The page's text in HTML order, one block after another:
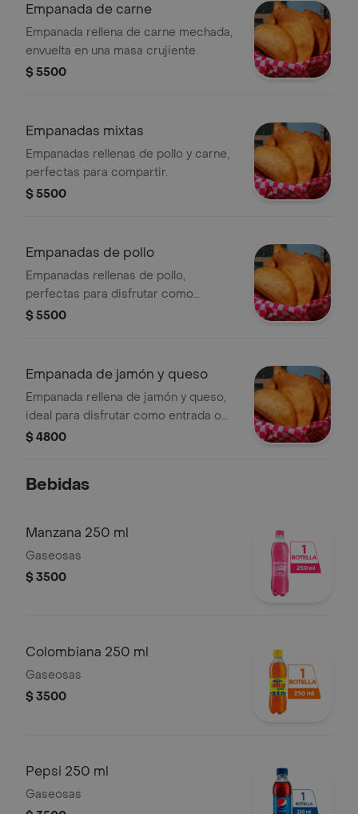
Empanada de carne
Empanada rellena de carne mechada,
envuelta en una masa crujiente.
$ 5500
Empanadas mixtas
Empanadas rellenas de pollo y carne,
perfectas para compartir.
$ 5500
Empanadas de pollo
Empanadas rellenas de pollo,
perfectas para disfrutar como
entrada o snack.
$ 5500
Empanada de jamón y queso
Empanada rellena de jamón y queso,
ideal para disfrutar como entrada o
snack.
$ 4800
Bebidas
Manzana 250 ml
Gaseosas
$ 3500
Colombiana 250 ml
Gaseosas
$ 3500
Pepsi 250 ml
Gaseosas